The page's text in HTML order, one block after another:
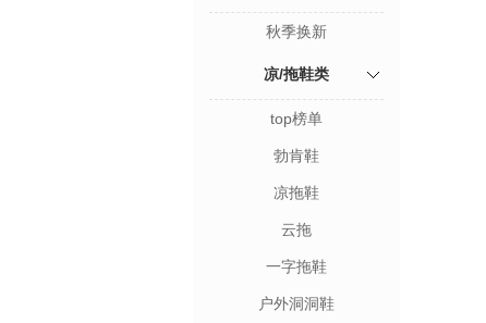
秋季换新
凉/拖鞋类
top榜单
勃肯鞋
凉拖鞋
云拖
一字拖鞋
户外洞洞鞋